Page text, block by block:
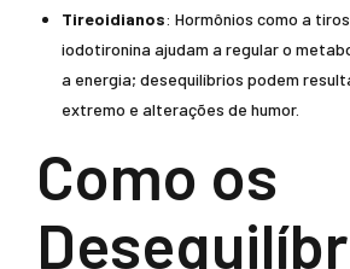
Tireoidianos: Hormônios como a
iodotironina ajudam a regular o
a energia; desequilíbrios podem
extremo e alterações de humor.
Como os